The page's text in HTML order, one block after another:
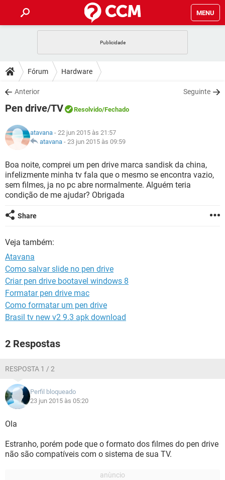
MENU
CELULAR
OUTLOOK
INSTAGRAM GMAIL
GUIA DE COMPRAS
DICAS
JOGOS
INSTAGRAM
DOWNLOADS
JOGOS WHATSAPP
CELULAR
OUTLOOK EXCEL
INSTAGRAM
GUIA DE COMPRAS
JOGOS
OUTLOOK EXCEL
INSTAGRAM GMAIL
GLOSSÁRIO
CELULAR FACEBOOK
OUTLOOK EXCEL
INSTAGRAM
Fórum Hardware
Anterior Seguinte
Pen drive/TV Resolvido/Fechado
atavana - 22 jun 2015 às 21:57
atavana - 23 jun 2015 às 09:59
Boa noite, comprei um pen drive marca sandisk da china,
infelizmente minha tv fala que o mesmo se encontra vazio,
sem filmes, ja no pc abre normalmente. Alguém teria
condição de me ajudar? Obrigada
Share
Veja também:
Atavana
Como salvar slide no pen drive
Criar pen drive bootavel windows 8
Formatar pen drive mac
Como formatar um pen drive
Brasil tv new v2 9.3 apk download
2 Respostas
RESPOSTA 1 / 2
Perfil bloqueado
23 jun 2015 às 05:20
Ola
Estranho, porém pode que o formato dos filmes do pen drive
não são compatíveis com o sistema de sua TV.